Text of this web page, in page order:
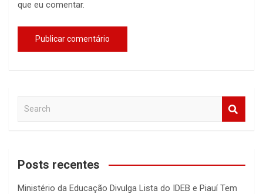
que eu comentar.
a
c
Posts recentes
Ministério da Educação Divulga Lista do IDEB e Piauí Tem